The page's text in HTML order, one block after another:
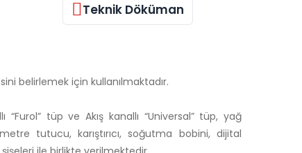
Teknik Döküman
belirlemek için kullanılmaktadır.
tüp ve Akış kanallı “Universal” tüp, yağ
tutucu, karıştırıcı, soğutma bobini, dijital